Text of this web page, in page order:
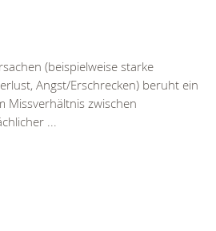
(beispielweise starke
Angst/Erschrecken) beruht ein
Missverhältnis zwischen
...